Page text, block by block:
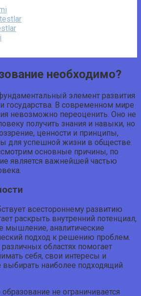
необходимо?
элемент развития
государства. В современном мире
невозможно переоценить. Оно не
получить знания и навыки, но
ценности и принципы,
для успешной жизни в обществе.
основные причины, по
является важнейшей частью
всестороннему развитию
раскрыть внутренний потенциал,
мышление, аналитические
подход к решению проблем.
областях помогает
себя, свои интересы и
выбирать наиболее подходящий
не ограничивается